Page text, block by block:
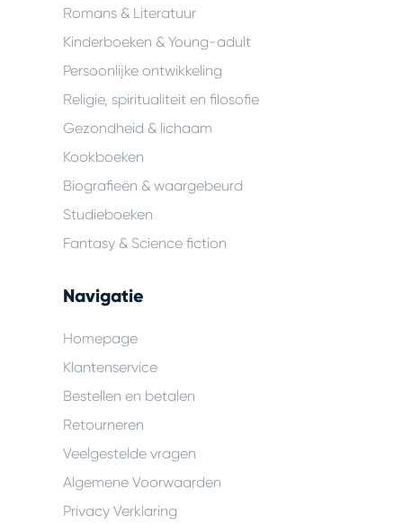
Romans & Literatuur
Kinderboeken & Young-adult
Persoonlijke ontwikkeling
Religie, spiritualiteit en filosofie
Gezondheid & lichaam
Kookboeken
Biografieën & waargebeurd
Studieboeken
Fantasy & Science fiction
Navigatie
Homepage
Klantenservice
Bestellen en betalen
Retourneren
Veelgestelde vragen
Algemene Voorwaarden
Privacy Verklaring